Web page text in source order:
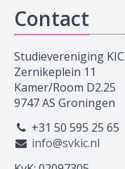
Contact
Studievereniging KIC
Zernikeplein 11
Kamer/Room D2.25
9747 AS Groningen
+31 50 595 25 65
info@svkic.nl